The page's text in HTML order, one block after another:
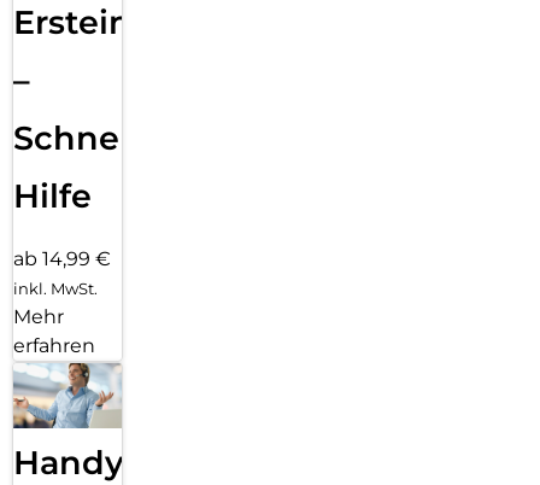
Ersteinrichtung
–
Schnelle
Hilfe
ab 14,99 €
inkl. MwSt.
Mehr
erfahren
Handy